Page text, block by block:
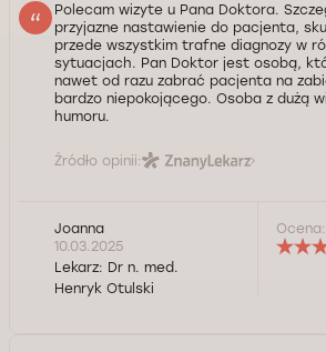
Polecam wizyte u Pana Doktora.
przyjazne nastawienie do pacjenta,
przede wszystkim trafne diagnozy w
sytuacjach. Pan Doktor jest osobą,
nawet od razu zabrać pacjenta na
bardzo niepokojącego. Osoba z dużą
humoru.
Źródło opinii:
Joanna
10.03.2025
Lekarz: Dr n. med.
Henryk Otulski
Ocena: